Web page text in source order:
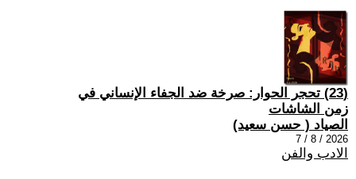
(23) تحجر الحوار: صرخة ضد الجفاء الإنساني في
زمن الشاشات
الصياد ‏( حسن سعيد‏)
2026 / 8 / 7
الادب والفن